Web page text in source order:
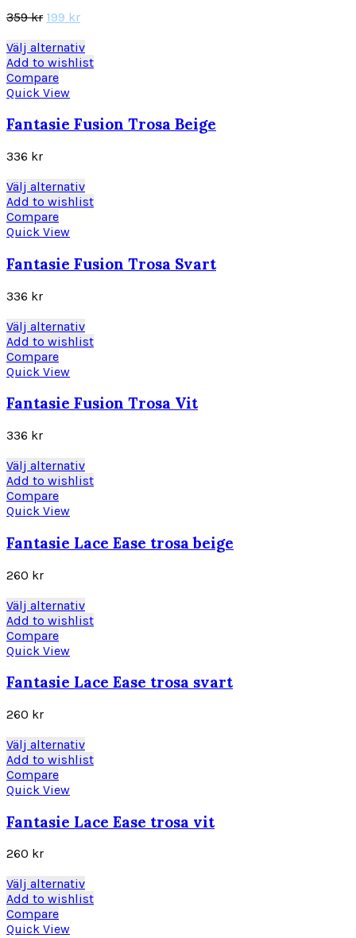
kan
väljas
på
359kr Det
priset
var:
359 kr.
199 krDet
priset
är:
Välj alternativDen
här
varianter.
kan
väljas
på
Add to wishlist
Compare
Quick View
Fantasie Fusion Trosa Beige
336 kr
Välj alternativDen
här
varianter.
kan
väljas
på
Add to wishlist
Compare
Quick View
Fantasie Fusion Trosa Svart
336 kr
Välj alternativDen
här
varianter.
kan
väljas
på
Add to wishlist
Compare
Quick View
Fantasie Fusion Trosa Vit
336 kr
Välj alternativDen
här
varianter.
De
kan
väljas
på
Add to wishlist
Compare
Quick View
Fantasie Lace Ease trosa beige
260 kr
Välj alternativDen
här
varianter.
kan
väljas
på
Add to wishlist
Compare
Quick View
Fantasie Lace Ease trosa svart
260 kr
Välj alternativDen
här
varianter.
De
kan
väljas
på
Add to wishlist
Compare
Quick View
Fantasie Lace Ease trosa vit
260 kr
Välj alternativDen
här
Add to wishlist
Compare
Quick View